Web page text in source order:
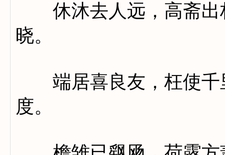
休沐去人远，高斋出
晓。
端居喜良友，枉使千
度。